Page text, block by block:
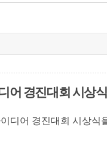
어 경진대회 시상식
디어 경진대회 시상식